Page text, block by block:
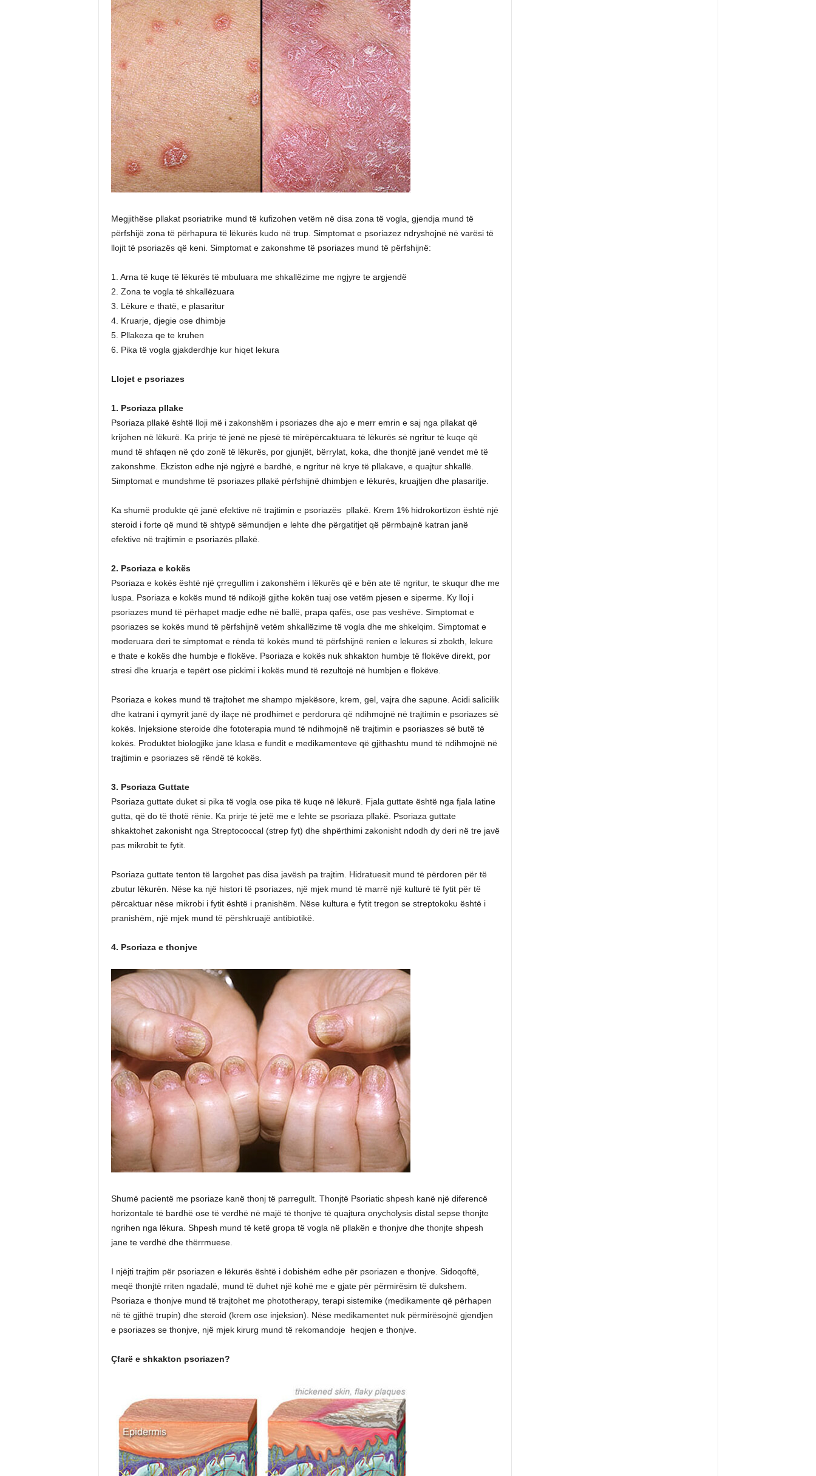
Megjithëse pllakat psoriatrike mund të kufizohen vetëm në disa zona të vogla, gjendja mund të
përfshijë zona të përhapura të lëkurës kudo në trup. Simptomat e psoriazez ndryshojnë në varësi të
llojit të psoriazës që keni. Simptomat e zakonshme të psoriazes mund të përfshijnë:
1. Arna të kuqe të lëkurës të mbuluara me shkallëzime me ngjyre te argjendë
2. Zona te vogla të shkallëzuara
3. Lëkure e thatë, e plasaritur
4. Kruarje, djegie ose dhimbje
5. Pllakeza qe te kruhen
6. Pika të vogla gjakderdhje kur hiqet lekura
Llojet e psoriazes
1. Psoriaza pllake
Psoriaza pllakë është lloji më i zakonshëm i psoriazes dhe ajo e merr emrin e saj nga pllakat që
krijohen në lëkurë. Ka prirje të jenë ne pjesë të mirëpërcaktuara të lëkurës së ngritur të kuqe që
mund të shfaqen në çdo zonë të lëkurës, por gjunjët, bërrylat, koka, dhe thonjtë janë vendet më të
zakonshme. Ekziston edhe një ngjyrë e bardhë, e ngritur në krye të pllakave, e quajtur shkallë.
Simptomat e mundshme të psoriazes pllakë përfshijnë dhimbjen e lëkurës, kruajtjen dhe plasaritje.
Ka shumë produkte që janë efektive në trajtimin e psoriazës pllakë. Krem 1% hidrokortizon është një
steroid i forte që mund të shtypë sëmundjen e lehte dhe përgatitjet që përmbajnë katran janë
efektive në trajtimin e psoriazës pllakë.
2. Psoriaza e kokës
Psoriaza e kokës është një çrregullim i zakonshëm i lëkurës që e bën ate të ngritur, te skuqur dhe me
luspa. Psoriaza e kokës mund të ndikojë gjithe kokën tuaj ose vetëm pjesen e siperme. Ky lloj i
psoriazes mund të përhapet madje edhe në ballë, prapa qafës, ose pas veshëve. Simptomat e
psoriazes se kokës mund të përfshijnë vetëm shkallëzime të vogla dhe me shkelqim. Simptomat e
moderuara deri te simptomat e rënda të kokës mund të përfshijnë renien e lekures si zbokth, lekure
e thate e kokës dhe humbje e flokëve. Psoriaza e kokës nuk shkakton humbje të flokëve direkt, por
stresi dhe kruarja e tepërt ose pickimi i kokës mund të rezultojë në humbjen e flokëve.
Psoriaza e kokes mund të trajtohet me shampo mjekësore, krem, gel, vajra dhe sapune. Acidi salicilik
dhe katrani i qymyrit janë dy ilaçe në prodhimet e perdorura që ndihmojnë në trajtimin e psoriazes së
kokës. Injeksione steroide dhe fototerapia mund të ndihmojnë në trajtimin e psoriaszes së butë të
kokës. Produktet biologjike jane klasa e fundit e medikamenteve që gjithashtu mund të ndihmojnë në
trajtimin e psoriazes së rëndë të kokës.
3. Psoriaza Guttate
Psoriaza guttate duket si pika të vogla ose pika të kuqe në lëkurë. Fjala guttate është nga fjala latine
gutta, që do të thotë rënie. Ka prirje të jetë me e lehte se psoriaza pllakë. Psoriaza guttate
shkaktohet zakonisht nga Streptococcal (strep fyt) dhe shpërthimi zakonisht ndodh dy deri në tre javë
pas mikrobit te fytit.
Psoriaza guttate tenton të largohet pas disa javësh pa trajtim. Hidratuesit mund të përdoren për të
zbutur lëkurën. Nëse ka një histori të psoriazes, një mjek mund të marrë një kulturë të fytit për të
përcaktuar nëse mikrobi i fytit është i pranishëm. Nëse kultura e fytit tregon se streptokoku është i
pranishëm, një mjek mund të përshkruajë antibiotikë.
4. Psoriaza e thonjve
Shumë pacientë me psoriaze kanë thonj të parregullt. Thonjtë Psoriatic shpesh kanë një diferencë
horizontale të bardhë ose të verdhë në majë të thonjve të quajtura onycholysis distal sepse thonjte
ngrihen nga lëkura. Shpesh mund të ketë gropa të vogla në pllakën e thonjve dhe thonjte shpesh
jane te verdhë dhe thërrmuese.
I njëjti trajtim për psoriazen e lëkurës është i dobishëm edhe për psoriazen e thonjve. Sidoqoftë,
meqë thonjtë rriten ngadalë, mund të duhet një kohë me e gjate për përmirësim të dukshem.
Psoriaza e thonjve mund të trajtohet me phototherapy, terapi sistemike (medikamente që përhapen
në të gjithë trupin) dhe steroid (krem ose injeksion). Nëse medikamentet nuk përmirësojnë gjendjen
e psoriazes se thonjve, një mjek kirurg mund të rekomandoje heqjen e thonjve.
Çfarë e shkakton psoriazen?